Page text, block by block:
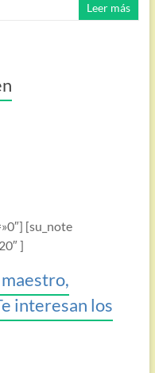
Leer más
[su_note
]
interesan los